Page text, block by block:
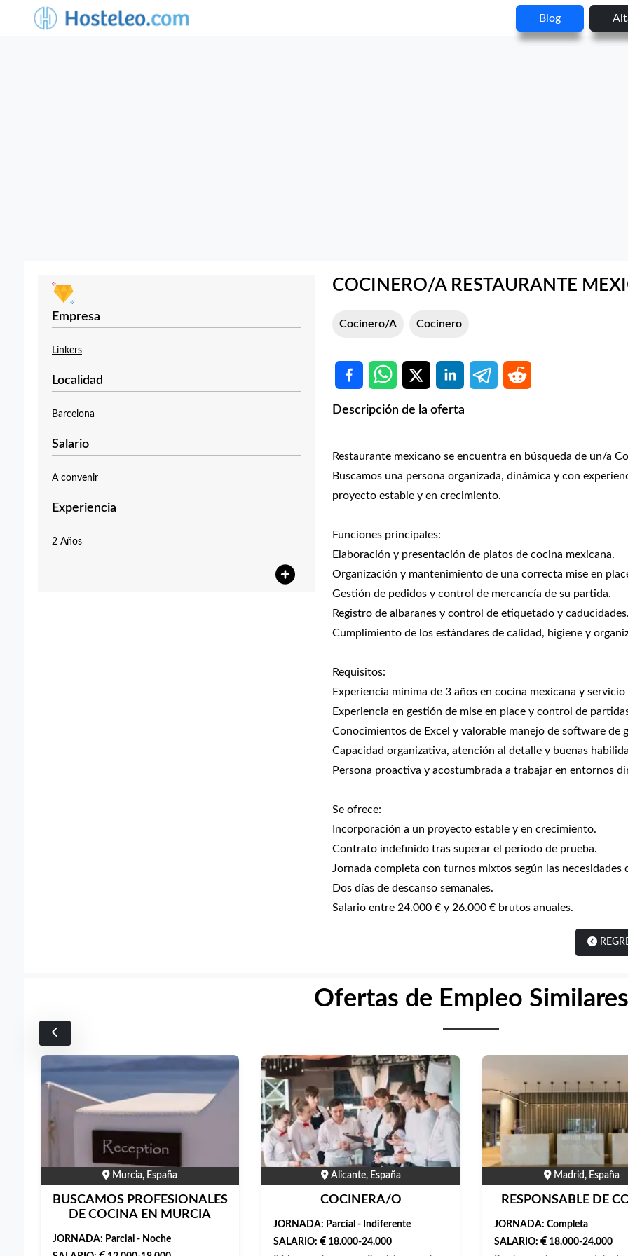
Blog
Empresa
Linkers
Localidad
Barcelona
Salario
A convenir
Experiencia
2 Años
COCINERO/A RESTAURANTE
Cocinero/a Cocinero
Descripción de la oferta
Restaurante mexicano se encuentra en búsqueda de un/a
Buscamos una persona organizada, dinámica y con
proyecto estable y en crecimiento.
Funciones principales:
Elaboración y presentación de platos de cocina mexicana.
Organización y mantenimiento de una correcta mise en
Gestión de pedidos y control de mercancía de su partida.
Registro de albaranes y control de etiquetado y
Cumplimiento de los estándares de calidad, higiene y
Requisitos:
Experiencia mínima de 3 años en cocina mexicana y
Experiencia en gestión de mise en place y control de
Conocimientos de Excel y valorable manejo de software de
Capacidad organizativa, atención al detalle y buenas
Persona proactiva y acostumbrada a trabajar en entornos
Se ofrece:
Incorporación a un proyecto estable y en crecimiento.
Contrato indefinido tras superar el periodo de prueba.
Jornada completa con turnos mixtos según las necesidades
Dos días de descanso semanales.
Salario entre 24.000 € y 26.000 € brutos anuales.
Ofertas de Empleo Similares
Murcia, España
BUSCAMOS PROFESIONALES
DE COCINA EN MURCIA
JORNADA: Parcial - Noche
Alicante, España
COCINERA/O
JORNADA: Parcial - Indiferente
SALARIO:
18.000-24.000
Madrid, España
RESPONSABLE DE
JORNADA: Completa
SALARIO:
18.000-24.000